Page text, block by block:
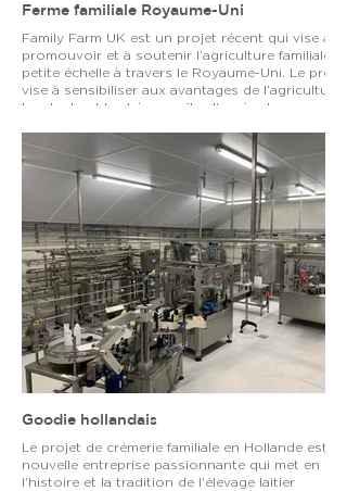
Ferme familiale Royaume-Uni
Family Farm UK est un projet récent qui vise à
promouvoir et à soutenir l’agriculture familiale à
petite échelle à travers le Royaume-Uni. Le projet
vise à sensibiliser aux avantages de l’agriculture
locale durable et à accroître l’accès des
Dairy Machinery Inc espère créer un système
alimentaire plus résilient et plus équitable pour
tous grâce à l'éducation, au plaidoyer et au
renforcement de la communauté.
Goodie hollandais
Le projet de crémerie familiale en Hollande est
nouvelle entreprise passionnante qui met en
l'histoire et la tradition de l'élevage laitier